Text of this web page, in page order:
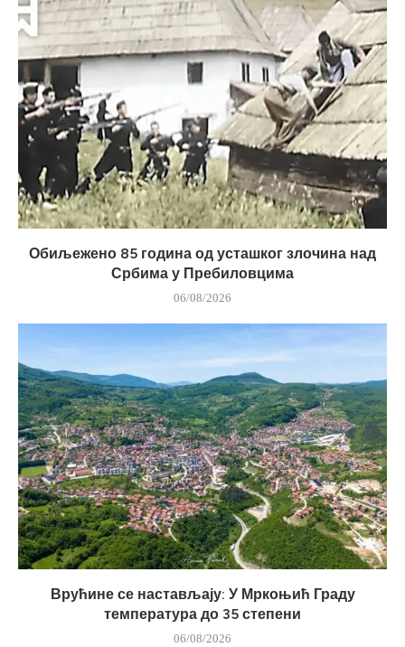
Обиљежено 85 година од усташког злочина над
Србима у Пребиловцима
06/08/2026
Врућине се настављају: У Мркоњић Граду
температура до 35 степени
06/08/2026